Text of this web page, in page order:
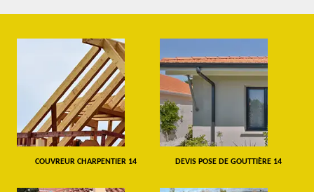
COUVREUR CHARPENTIER 14 DEVIS POSE DE GOUTTIÈRE 14